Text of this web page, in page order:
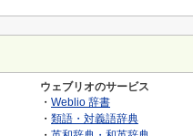
ウェブリオのサービス
・ Weblio 辞書
・ 類語・対義語辞典